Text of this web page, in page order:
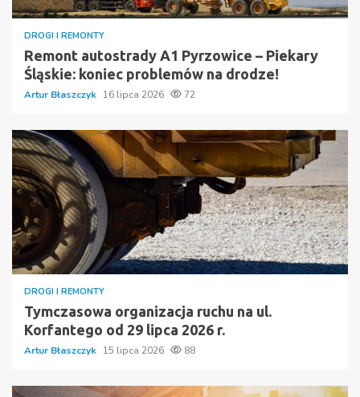
DROGI I REMONTY
Remont autostrady A1 Pyrzowice – Piekary
Śląskie: koniec problemów na drodze!
Artur Błaszczyk 16 lipca 2026 72
DROGI I REMONTY
Tymczasowa organizacja ruchu na ul.
Korfantego od 29 lipca 2026 r.
Artur Błaszczyk 15 lipca 2026 88